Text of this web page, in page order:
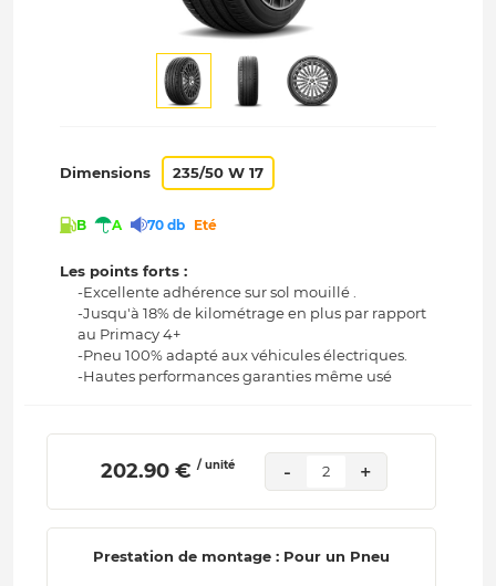
Dimensions 235/50 W 17
B A 70 db Eté
Les points forts :
-Excellente adhérence sur sol mouillé .
-Jusqu'à 18% de kilométrage en plus par rapport
au Primacy 4+
-Pneu 100% adapté aux véhicules électriques.
-Hautes performances garanties même usé
202.90 € / unité - 2 +
Prestation de montage : Pour un Pneu